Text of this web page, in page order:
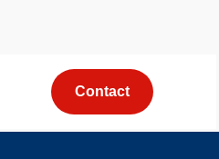
Contact